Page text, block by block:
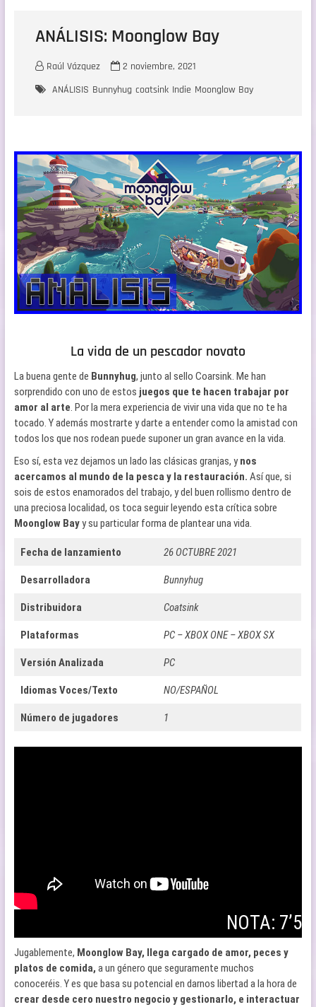
ANÁLISIS: Moonglow Bay
Raúl Vázquez
2 noviembre, 2021
ANÁLISIS Bunnyhug coatsink Indie Moonglow Bay
La vida de un pescador novato
La buena gente de Bunnyhug, junto al sello Coarsink. Me han
sorprendido con uno de estos juegos que te hacen trabajar por
amor al arte. Por la mera experiencia de vivir una vida que no te ha
tocado. Y además mostrarte y darte a entender como la amistad con
todos los que nos rodean puede suponer un gran avance en la vida.
Eso sí, esta vez dejamos un lado las clásicas granjas, ynos
acercamos al mundo de la pesca y la restauración. Así que, si
sois de estos enamorados del trabajo, y del buen rollismo dentro de
una preciosa localidad, os toca seguir leyendo esta crítica sobre
Moonglow Bayy su particular forma de plantear una vida.
Fecha de lanzamiento 26 OCTUBRE 2021
Desarrolladora Bunnyhug
Distribuidora Coatsink
Plataformas PC – XBOX ONE – XBOX SX
Versión Analizada PC
Idiomas Voces/Texto NO/ESPAÑOL
Número de jugadores 1
NOTA: 7’5
Jugablemente, Moonglow Bay, llega cargado de amor, peces y
platos de comida, a un género que seguramente muchos
conoceréis. Y es que basa su potencial en darnos libertad a la hora de
crear desde cero nuestro negocio y gestionarlo, e interactuar